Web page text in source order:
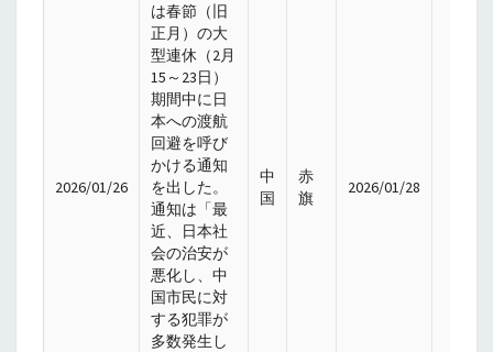
2026/01/26
は春節（旧
正月）の大
型連休（2月
15～23日）
期間中に日
本への渡航
回避を呼び
かける通知
を出した。
通知は「最
近、日本社
会の治安が
悪化し、中
国市民に対
する犯罪が
多数発生し
中
国
赤
旗
2026/01/28